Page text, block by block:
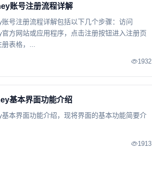
账号注册流程详解
号注册流程详解包括以下几个步骤：访问
方网站或应用程序，点击注册按钮进入注册页
表格，...
1932
基本界面功能介绍
本界面功能介绍，现将界面的基本功能简要介
1913